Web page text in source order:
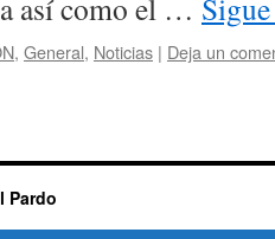
así como el …
, General, Noticias | Deja un
Pardo